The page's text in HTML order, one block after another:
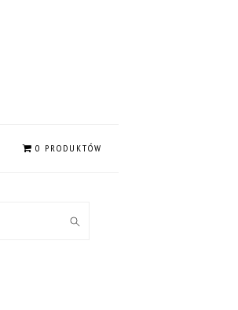
0 PRODUKTÓW